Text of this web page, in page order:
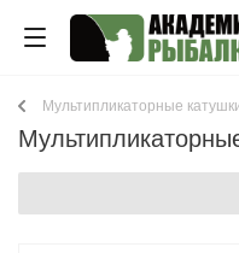
Мультипликаторные